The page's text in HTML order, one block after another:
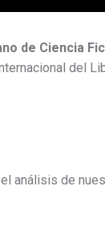
de Ciencia
del
análisis de